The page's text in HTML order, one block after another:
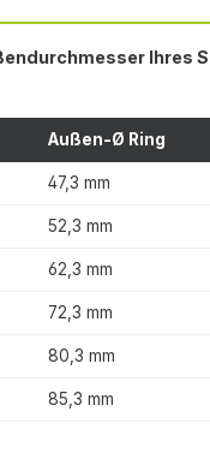
Ihres
Außen-Ø Ring
47,3 mm
52,3 mm
62,3 mm
72,3 mm
80,3 mm
85,3 mm